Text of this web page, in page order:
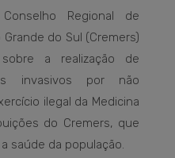
Regional de
do Sul (Cremers)
a realização de
invasivos por não
ilegal da Medicina
do Cremers, que
saúde da população.